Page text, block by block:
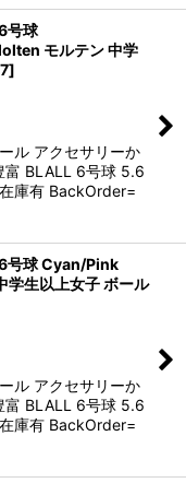
号球
モルテン 中学
]
ル アクセサリーか
富 BLALL 6号球 5.6
庫有 BackOrder=
号球 Cyan/Pink
学生以上女子 ボール
ル アクセサリーか
富 BLALL 6号球 5.6
庫有 BackOrder=